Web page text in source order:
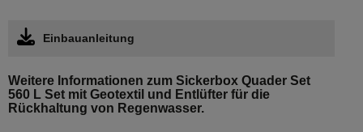
Einbauanleitung
Weitere Informationen zum Sickerbox Quader Set
560 L Set mit Geotextil und Entlüfter für die
Rückhaltung von Regenwasser.